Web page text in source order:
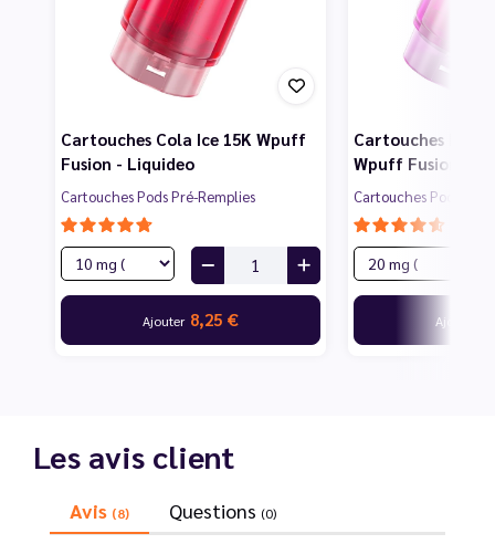
Cartouches Cola Ice 15K Wpuff
Fusion - Liquideo
Cartouches Pods Pré-Remplies
Ajouter 8,25 €
Cartouches Fruit
Wpuff Fusion -
Cartouches Pods Pré-
Ajouter
Les avis client
Avis (8) Questions (0)